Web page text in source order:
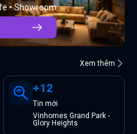
• Showroom
Xem thêm
+12
Tin mới
Vinhomes Grand Park -
Glory Heights